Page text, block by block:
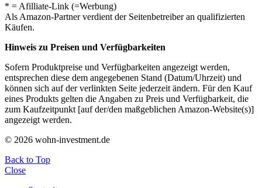
* = Afilliate-Link (=Werbung)
Als Amazon-Partner verdient der Seitenbetreiber an qualifizierten
Käufen.
Hinweis zu Preisen und Verfügbarkeiten
Sofern Produktpreise und Verfügbarkeiten angezeigt werden,
entsprechen diese dem angegebenen Stand (Datum/Uhrzeit) und
können sich auf der verlinkten Seite jederzeit ändern. Für den Kauf
eines Produkts gelten die Angaben zu Preis und Verfügbarkeit, die
zum Kaufzeitpunkt [auf der/den maßgeblichen Amazon-Website(s)]
angezeigt werden.
© 2026 wohn-investment.de
Back to Top
Close